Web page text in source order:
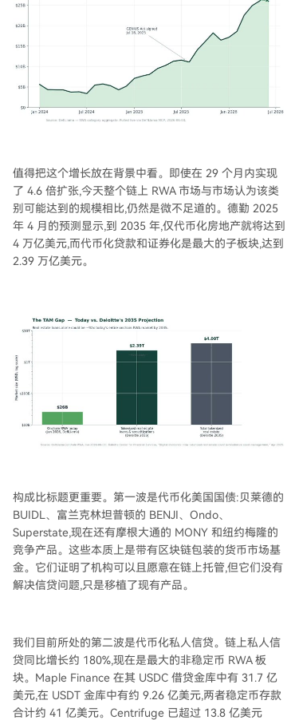
值得把这个增长放在背景中看。即使在 29 个月内实现
了 4.6 倍扩张,今天整个链上 RWA 市场与市场认为该类
别可能达到的规模相比,仍然是微不足道的。德勤 2025
年 4 月的预测显示,到 2035 年,仅代币化房地产就将达到
4 万亿美元,而代币化贷款和证券化是最大的子板块,达到
2.39 万亿美元。
构成比标题更重要。第一波是代币化美国国债:贝莱德的
BUIDL、富兰克林坦普顿的 BENJI、Ondo、
Superstate,现在还有摩根大通的 MONY 和纽约梅隆的
竞争产品。这些本质上是带有区块链包装的货币市场基
金。它们证明了机构可以且愿意在链上托管,但它们没有
解决信贷问题,只是移植了现有产品。
我们目前所处的第二波是代币化私人信贷。链上私人信
贷同比增长约 180%,现在是最大的非稳定币 RWA 板
块。Maple Finance 在其 USDC 借贷金库中有 31.7 亿
美元,在 USDT 金库中有约 9.26 亿美元,两者稳定币存款
合计约 41 亿美元。Centrifuge 已超过 13.8 亿美元